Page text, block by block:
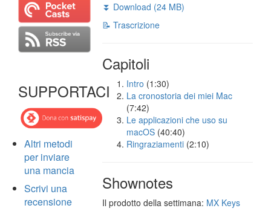
SUPPORTACI
Altri metodi
per inviare
una mancia
Scrivi una
recensione
⏬ Download (24 MB)
📝 Trascrizione
Capitoli
Intro (1:30)
La cronostoria dei miei Mac
(7:42)
Le applicazioni che uso su
macOS (40:40)
Ringraziamenti (2:10)
Shownotes
Il prodotto della settimana: MX Keys